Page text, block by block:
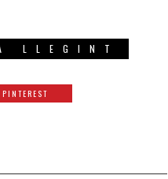
LLEGINT
PINTEREST